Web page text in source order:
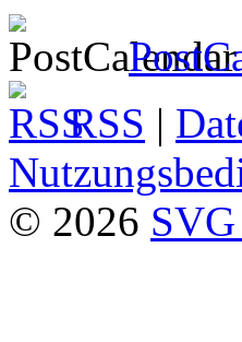
RSS |
© 2026